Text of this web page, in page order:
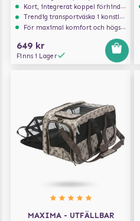
Kort, integrerat koppel förhindrar att hunden hoppar ur
Trendig transportväska i konstläder
För maximal komfort och högsta säkerhet
649 kr
Finns i Lager
MAXIMA - UTFÄLLBAR